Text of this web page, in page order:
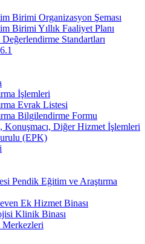
Birimi Organizasyon Şeması
Birimi Yıllık Faaliyet Planı
Değerlendirme Standartları
İşlemleri
Evrak Listesi
Bilgilendirme Formu
Konuşmacı, Diğer Hizmet İşlemleri
(EPK)
Pendik Eğitim ve Araştırma
Ek Hizmet Binası
Klinik Binası
Merkezleri